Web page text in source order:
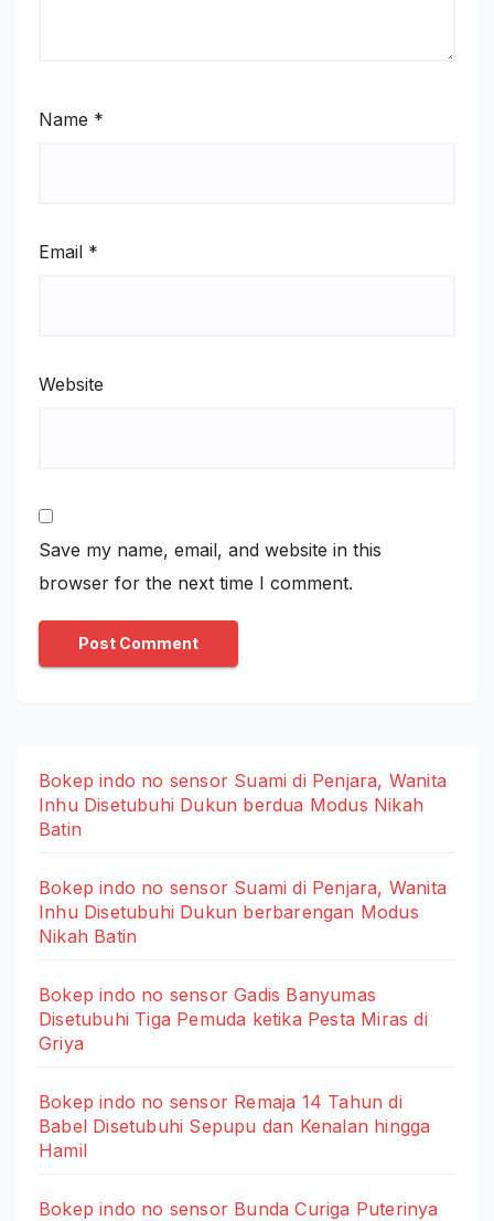
Name *
Email *
Website
Save my name, email, and website in this
browser for the next time I comment.
Bokep indo no sensor Suami di Penjara, Wanita
Inhu Disetubuhi Dukun berdua Modus Nikah
Batin
Bokep indo no sensor Suami di Penjara, Wanita
Inhu Disetubuhi Dukun berbarengan Modus
Nikah Batin
Bokep indo no sensor Gadis Banyumas
Disetubuhi Tiga Pemuda ketika Pesta Miras di
Griya
Bokep indo no sensor Remaja 14 Tahun di
Babel Disetubuhi Sepupu dan Kenalan hingga
Hamil
Bokep indo no sensor Bunda Curiga Puterinya